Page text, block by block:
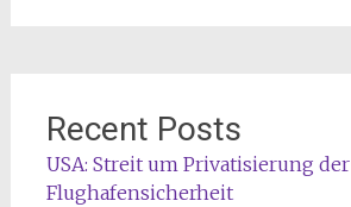
Recent Posts
USA: Streit um Privatisierung der
Flughafensicherheit